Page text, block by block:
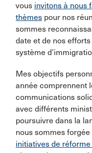
vous invitons à nous
thèmes pour nos
sommes
date et de nos
système
Mes objectifs
année comprennent
communications
avec différents
poursuivre dans la
nous sommes
initiatives de